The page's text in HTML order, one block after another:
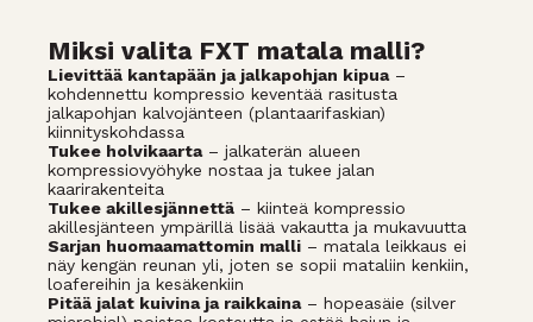
Miksi valita FXT matala malli?
Lievittää kantapään ja jalkapohjan kipua–
kohdennettu kompressio keventää rasitusta
jalkapohjan kalvojänteen (plantaarifaskian)
kiinnityskohdassa
Tukee holvikaarta– jalkaterän alueen
kompressiovyöhyke nostaa ja tukee jalan
kaarirakenteita
Tukee akillesjännettä – kiinteä kompressio
akillesjänteen ympärillä lisää vakautta ja mukavuutta
Sarjan huomaamattomin malli – matala leikkaus ei
näy kengän reunan yli, joten se sopii mataliin kenkiin,
loafereihin ja kesäkenkiin
Pitää jalat kuivina ja raikkaina– hopeasäie (silver